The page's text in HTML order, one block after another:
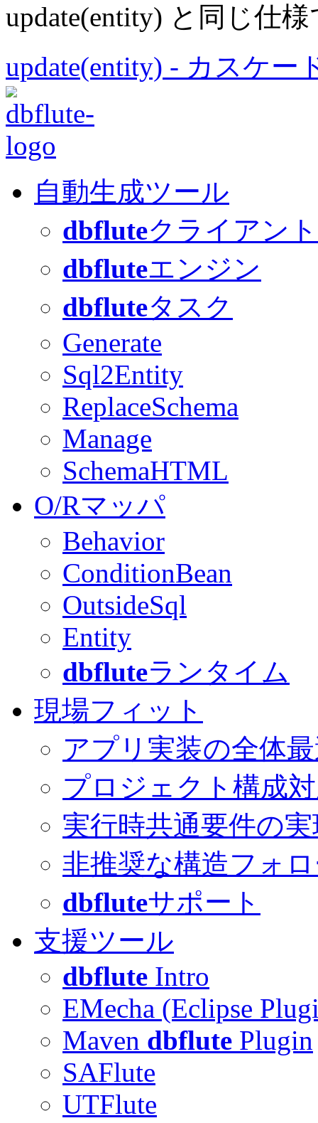
update(entity) と同じ仕
update(entity) - カスケー
自動生成ツール
dbfluteクライアント
dbfluteエンジン
dbfluteタスク
Generate
Sql2Entity
ReplaceSchema
Manage
SchemaHTML
O/Rマッパ
Behavior
ConditionBean
OutsideSql
Entity
dbfluteランタイム
現場フィット
アプリ実装の全体
プロジェクト構成
実行時共通要件の
非推奨な構造フォ
dbfluteサポート
支援ツール
dbflute Intro
EMecha (Eclipse
Maven dbflute Plugin
SAFlute
UTFlute